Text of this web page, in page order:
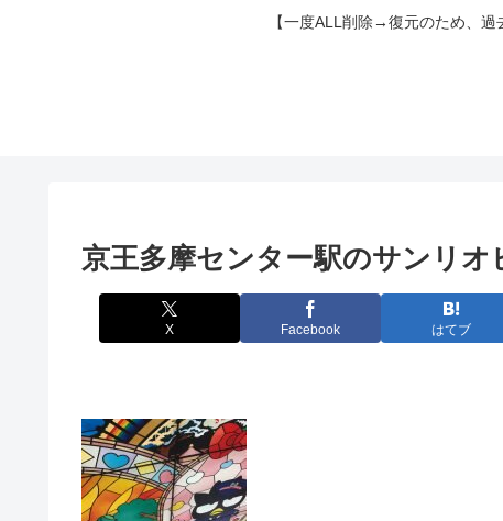
【一度ALL削除→復元のため、
京王多摩センター駅のサンリ
X Facebook はてブ